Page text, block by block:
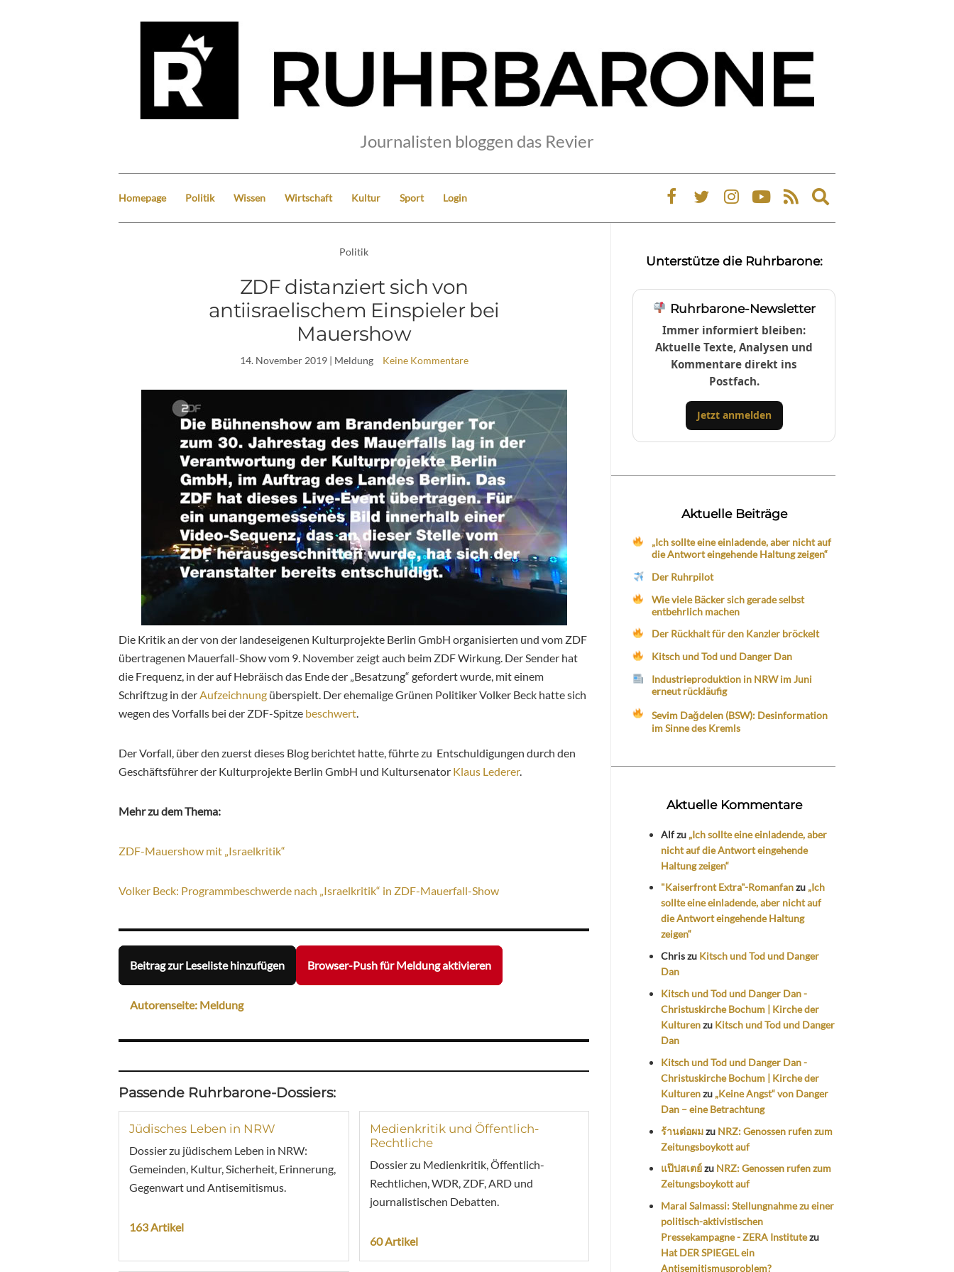
Journalisten bloggen das Revier
Homepage Politik Wissen Wirtschaft Kultur Sport Login
Expand
search
Politik
ZDF distanziert sich von
antiisraelischem Einspieler bei
Mauershow
14. November 2019| Meldung Keine Kommentare
Die Kritik an der von der landeseigenen Kulturprojekte Berlin GmbH organisierten und vom ZDF
übertragenen Mauerfall-Show vom 9. November zeigt auch beim ZDF Wirkung. Der Sender hat
die Frequenz, in der auf Hebräisch das Ende der „Besatzung“ gefordert wurde, mit einem
Schriftzug in der Aufzeichnung überspielt. Der ehemalige Grünen Politiker Volker Beck hatte sich
wegen des Vorfalls bei der ZDF-Spitze beschwert
Der Vorfall, über den zuerst dieses Blog berichtet hatte, führte zu Entschuldigungen durch den
Geschäftsführer der Kulturprojekte Berlin GmbH und Kultursenator Klaus Lederer.
Mehr zu dem Thema:
ZDF-Mauershow mit „Israelkritik“
Volker Beck: Programmbeschwerde nach „Israelkritik“ in ZDF-Mauerfall-Show
Beitrag zur Leseliste hinzufügen Browser-Push für Meldung aktivieren
Autorenseite: Meldung
Passende Ruhrbarone-Dossiers:
Jüdisches Leben in NRW
Dossier zu jüdischem Leben in NRW:
Gemeinden, Kultur, Sicherheit, Erinnerung,
Gegenwart und Antisemitismus.
163 Artikel
Medienkritik und Öffentlich-
Rechtliche
Dossier zu Medienkritik, Öffentlich-
Rechtlichen, WDR, ZDF, ARD und
journalistischen Debatten.
60 Artikel
Unterstütze die Ruhrbarone:
Ruhrbarone-Newsletter
Immer informiert bleiben:
Aktuelle Texte, Analysen und
Kommentare direkt ins
Postfach.
Jetzt anmelden
Aktuelle Beiträge
„Ich sollte eine einladende, aber nicht auf
die Antwort eingehende Haltung zeigen“
Der Ruhrpilot
Wie viele Bäcker sich gerade selbst
entbehrlich machen
Der Rückhalt für den Kanzler bröckelt
Kitsch und Tod und Danger Dan
Industrieproduktion in NRW im Juni
erneut rückläufig
Sevim Dağdelen (BSW): Desinformation
im Sinne des Kremls
Aktuelle Kommentare
Alfzu „Ich sollte eine einladende, aber
nicht auf die Antwort eingehende
Haltung zeigen“
"Kaiserfront Extra"-Romanfanzu „Ich
sollte eine einladende, aber nicht auf
die Antwort eingehende Haltung
zeigen“
Chriszu Kitsch und Tod und Danger
Dan
Kitsch und Tod und Danger Dan -
Christuskirche Bochum | Kirche der
Kulturenzu Kitsch und Tod und Danger
Dan
Kitsch und Tod und Danger Dan -
Christuskirche Bochum | Kirche der
Kulturenzu „Keine Angst“ von Danger
Dan – eine Betrachtung
ร้านต่อผมzu NRZ: Genossen rufen zum
Zeitungsboykott auf
แป๊ปสเตย์zu NRZ: Genossen rufen zum
Zeitungsboykott auf
Maral Salmassi: Stellungnahme zu einer
politisch-aktivistischen
Pressekampagne - ZERA Institutezu
Hat DER SPIEGEL ein
Antisemitismusproblem?